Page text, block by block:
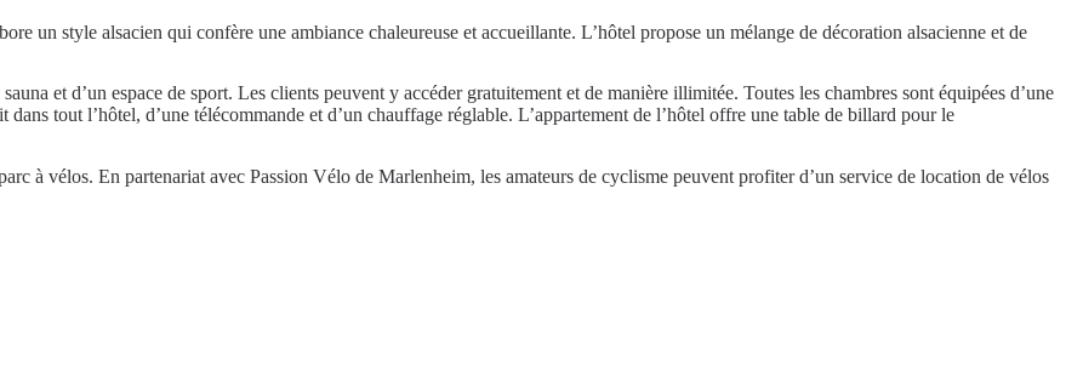
un style alsacien qui confère une ambiance chaleureuse et accueillante. L’hôtel propose un mélange de décoration alsacienne et de
et d’un espace de sport. Les clients peuvent y accéder gratuitement et de manière illimitée. Toutes les chambres sont équipées d’une
tout l’hôtel, d’une télécommande et d’un chauffage réglable. L’appartement de l’hôtel offre une table de billard pour le
à vélos. En partenariat avec Passion Vélo de Marlenheim, les amateurs de cyclisme peuvent profiter d’un service de location de vélos